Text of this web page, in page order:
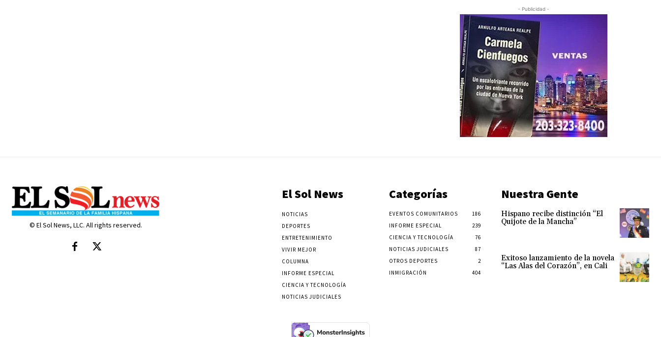
- Publicidad -
© El Sol News, LLC. All rights reserved.
El Sol News
NOTICIAS
DEPORTES
ENTRETENIMIENTO
VIVIR MEJOR
COLUMNA
INFORME ESPECIAL
CIENCIA Y TECNOLOGÍA
NOTICIAS JUDICIALES
Categorías
EVENTOS COMUNITARIOS
186
INFORME ESPECIAL
239
CIENCIA Y TECNOLOGÍA
76
NOTICIAS JUDICIALES
87
OTROS DEPORTES
2
INMIGRACIÓN
404
Nuestra Gente
Hispano recibe distinción “El
Quijote de la Mancha”
Exitoso lanzamiento de la novela
“Las Alas del Corazón”, en Cali